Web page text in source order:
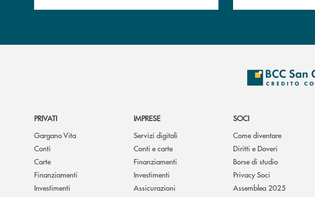
PRIVATI
Gargano Vita
Conti
Carte
Finanziamenti
Investimenti
IMPRESE
Servizi digitali
Conti e carte
Finanziamenti
Investimenti
Assicurazioni
SOCI
Come diventare
Diritti e Doveri
Borse di studio
Privacy Soci
Assemblea 2025